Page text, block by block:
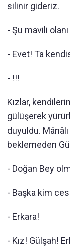
silinir gideriz.
- Şu mavili
- Evet! Ta
- !!!
Kızlar,
gülüşerek
duyuldu.
beklemeden
- Doğan Bey
- Başka kim
- Erkara!
- Kız! Gülşah!